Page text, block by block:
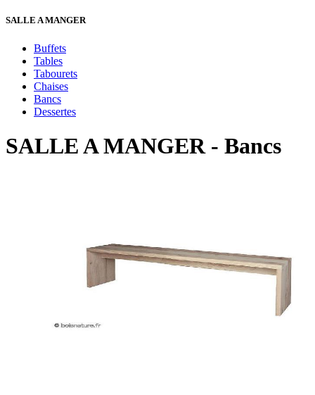
SALLE A MANGER
Buffets
Tables
Tabourets
Chaises
Bancs
Dessertes
SALLE A MANGER - Bancs